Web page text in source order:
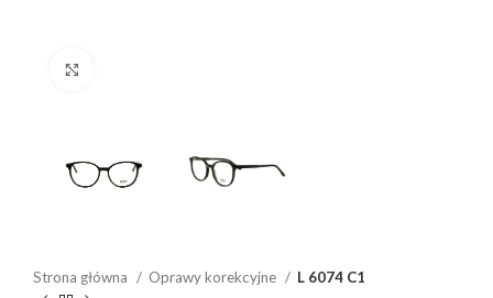
Strona główna Oprawy korekcyjne L 6074 C1